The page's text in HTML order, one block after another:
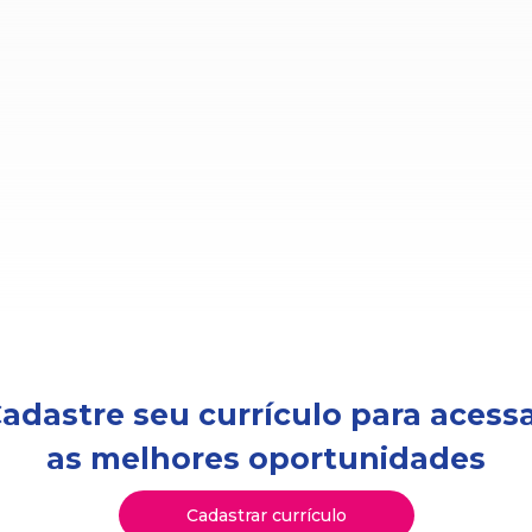
seu currículo para
as melhores oportunidades
Cadastrar currículo